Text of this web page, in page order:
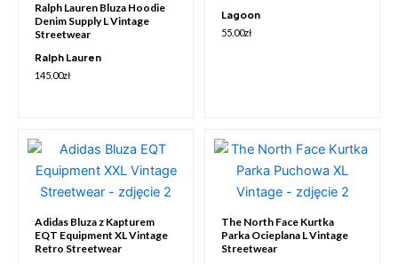
Ralph Lauren Bluza Hoodie
Denim Supply L Vintage
Streetwear
Ralph Lauren
145.00zł
Lagoon
55.00zł
Adidas Bluza z Kapturem
EQT Equipment XL Vintage
Retro Streetwear
The North Face Kurtka
Parka Ocieplana L Vintage
Streetwear